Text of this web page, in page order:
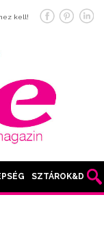
kell!
SZTÁROK&DIVAT